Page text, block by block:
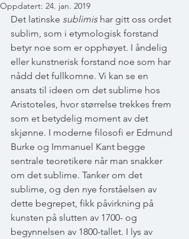
Oppdatert: 24. jan. 2019
Det latinske sublimis har gitt oss ordet
sublim, som i etymologisk forstand
betyr noe som er opphøyet. I åndelig
eller kunstnerisk forstand noe som har
nådd det fullkomne. Vi kan se en
ansats til ideen om det sublime hos
Aristoteles, hvor størrelse trekkes frem
som et betydelig moment av det
skjønne. I moderne filosofi er Edmund
Burke og Immanuel Kant begge
sentrale teoretikere når man snakker
om det sublime. Tanker om det
sublime, og den nye forståelsen av
dette begrepet, fikk påvirkning på
kunsten på slutten av 1700- og
begynnelsen av 1800-tallet. I lys av